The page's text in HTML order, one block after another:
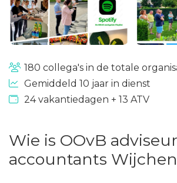
180 collega's in de totale
Gemiddeld 10 jaar in dienst
24 vakantiedagen + 13 ATV
Wie is OOvB
accountants